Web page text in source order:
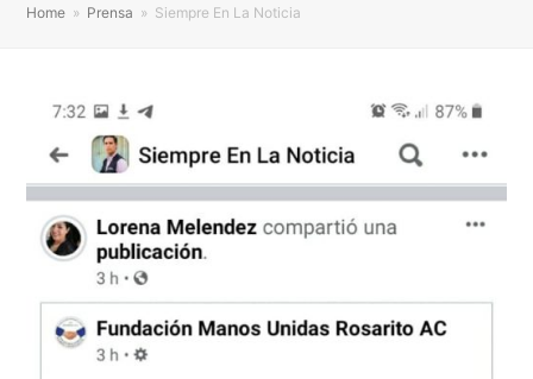
Home » Prensa » Siempre En La Noticia